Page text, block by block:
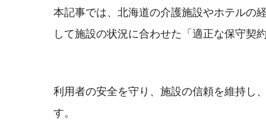
本記事では、北海道の介護施設やホテルの
して施設の状況に合わせた「適正な保守契
利用者の安全を守り、施設の信頼を維持し
す。